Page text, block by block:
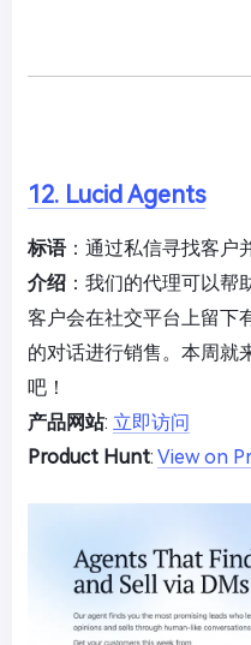
12. Lucid Agents
标语：通过私信寻找客户
介绍 ：我们的代理可以
客户会在社交平台上留下
的对话进行销售。本周就
吧！
产品网站: 立即访问
Product Hunt: View on